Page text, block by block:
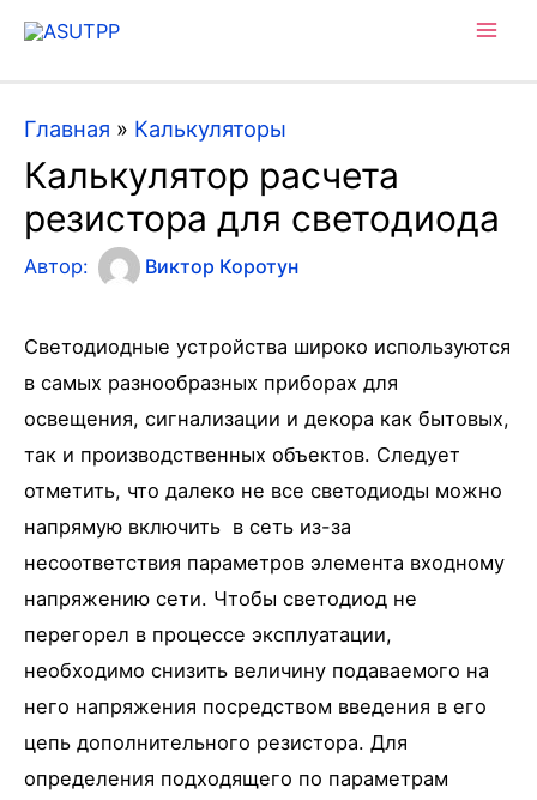
Главная » Калькуляторы
Калькулятор расчета
резистора для светодиода
Автор: Виктор Коротун
Светодиодные устройства широко используются
в самых разнообразных приборах для
освещения, сигнализации и декора как бытовых,
так и производственных объектов. Следует
отметить, что далеко не все светодиоды можно
напрямую включить в сеть из-за
несоответствия параметров элемента входному
напряжению сети. Чтобы светодиод не
перегорел в процессе эксплуатации,
необходимо снизить величину подаваемого на
него напряжения посредством введения в его
цепь дополнительного резистора. Для
определения подходящего по параметрам